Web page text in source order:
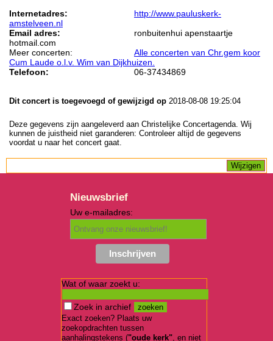
Internetadres:
http://www.pauluskerk-
amstelveen.nl
Email adres:
ronbuitenhui apenstaartje
hotmail.com
Meer concerten:
Alle concerten van Chr.gem koor
Cum Laude o.l.v. Wim van Dijkhuizen.
Telefoon:
06-37434869
Dit concert is toegevoegd of gewijzigd op 2018-08-08 19:25:04
Deze gegevens zijn aangeleverd aan Christelijke Concertagenda. Wij
kunnen de juistheid niet garanderen: Controleer altijd de gegevens
voordat u naar het concert gaat.
Nieuwsbrief
Uw e-mailadres:
Wat of waar zoekt u:
Zoek in archief
Exact zoeken? Plaats uw
zoekopdrachten tussen
aanhalingstekens ("oude kerk", en niet